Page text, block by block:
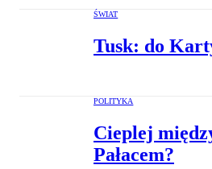
ŚWIAT
Tusk: do
POLITYKA
Cieplej
Pałacem?